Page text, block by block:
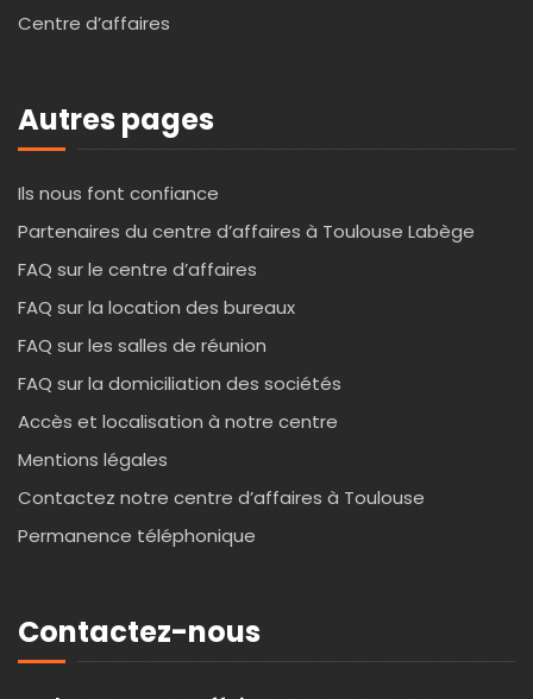
Centre d’affaires
Autres pages
Ils nous font confiance
Partenaires du centre d’affaires à Toulouse Labège
FAQ sur le centre d’affaires
FAQ sur la location des bureaux
FAQ sur les salles de réunion
FAQ sur la domiciliation des sociétés
Accès et localisation à notre centre
Mentions légales
Contactez notre centre d’affaires à Toulouse
Permanence téléphonique
Contactez-nous